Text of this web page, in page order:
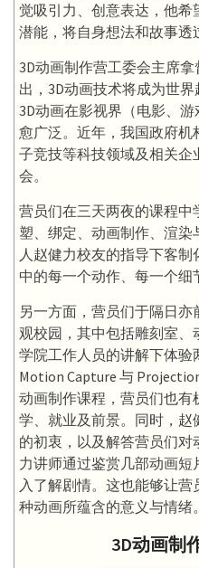
觉吸引力、创意表达，他
潜能，将自身想法和故事透
3D动画制作营工委会主席
出，3D动画技术将成为世
3D动画在影视界（电影、
愈广泛。近年，我国政府机
子竞技等科技领域及相关
会。
营员们在三天两夜的课程
塑、绑定、动画制作、渲
人赵健力校友的指导下客
中的每一个动作、每一个细
另一方面，营员们于隔日亦
观校园，其中包括雕刻室
学院工作人员的讲解下体验
Motion Capture 与
动画制作课程，营员们也
学、就业及前景。同时，
的初衷，以及解答营员们
力讲师通过鉴赏几部动画
入了解剧情。这也能够让
种动画所蕴含的意义与情绪。
3D动画制